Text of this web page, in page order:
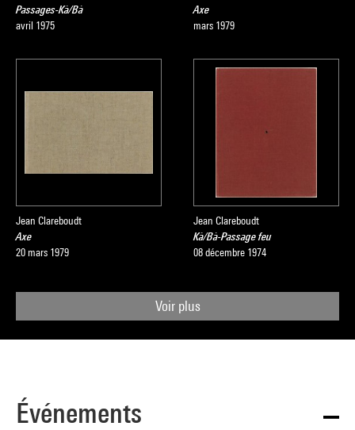
Passages-Kà/Bà
avril 1975
Axe
mars 1979
Jean Clareboudt
Axe
20 mars 1979
Jean Clareboudt
Kà/Bà-Passage feu
08 décembre 1974
Voir plus
Événements